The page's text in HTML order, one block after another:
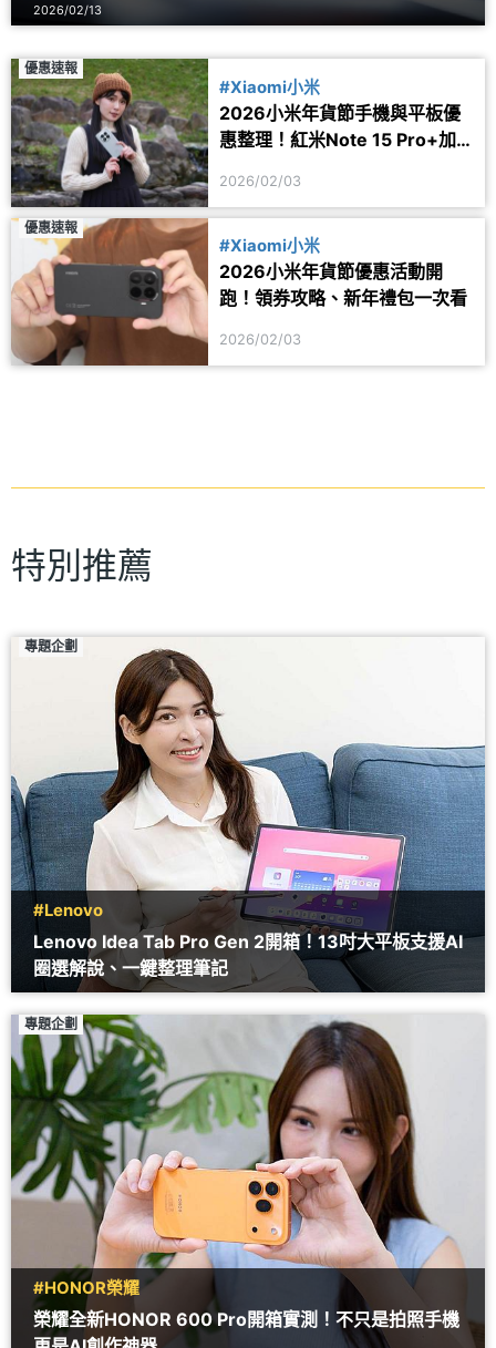
2026/02/13
優惠速報
#Xiaomi小米
2026小米年貨節手機與平板優
惠整理！紅米Note 15 Pro+加
2026/02/03
優惠速報
#Xiaomi小米
2026小米年貨節優惠活動開
跑！領券攻略、新年禮包一次看
2026/02/03
特別推薦
專題企劃
#Lenovo
Lenovo Idea Tab Pro Gen 2開箱！13吋大平板支援AI
圈選解說、一鍵整理筆記
專題企劃
#HONOR榮耀
榮耀全新HONOR 600 Pro開箱實測！不只是拍照手機